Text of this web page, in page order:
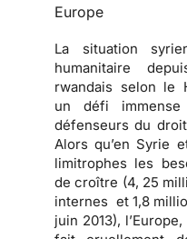
Europe
La situation
humanitaire
rwandais selon le
un défi
défenseurs du
Alors qu’en Syrie
limitrophes les
de croître (4, 25
internes et 1,8
juin 2013),